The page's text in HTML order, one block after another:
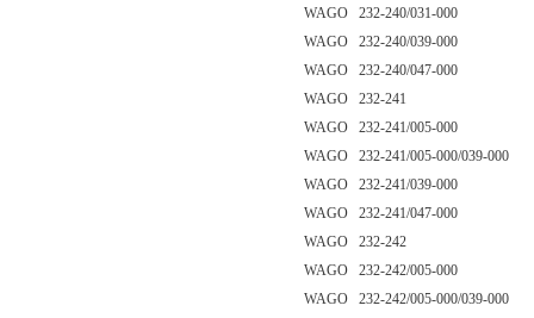
WAGO 232-240/031-000
WAGO 232-240/039-000
WAGO 232-240/047-000
WAGO 232-241
WAGO 232-241/005-000
WAGO 232-241/005-000/039-000
WAGO 232-241/039-000
WAGO 232-241/047-000
WAGO 232-242
WAGO 232-242/005-000
WAGO 232-242/005-000/039-000